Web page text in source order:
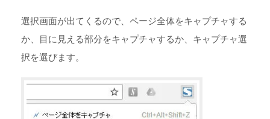
選択画面が出てくるので、ページ全体をキャプチャする
か、目に見える部分をキャプチャするか、キャプチャ選
択を選びます。